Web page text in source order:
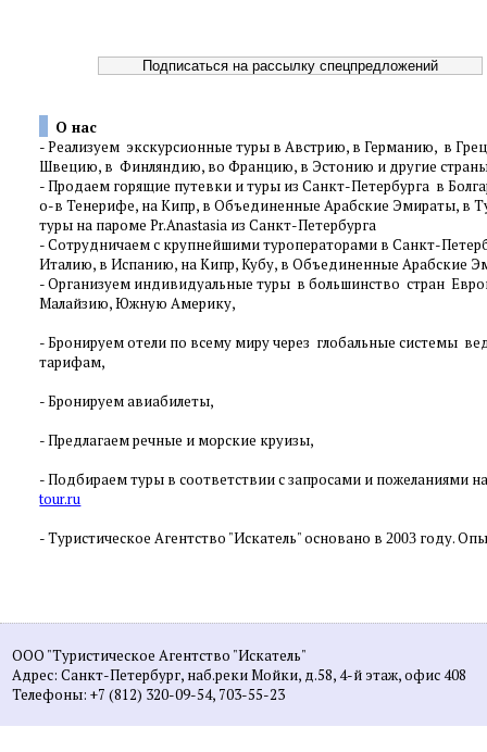
О нас
-Реализуем экскурсионные туры в Австрию, в Германию, в
Швецию, в Финляндию, во Францию, в Эстонию и другие
-Продаем горящие путевки и туры из Санкт-Петербурга в
о-в Тенерифе, на Кипр, в Объединенные Арабские Эмираты, в
туры на пароме Pr.Anastasia из Санкт-Петербурга
-Сотрудничаем с крупнейшими туроператорами в Санкт-
Италию, в Испанию, на Кипр, Кубу, в Объединенные Арабские
-Организуем индивидуальные туры в большинство стран
Малайзию, Южную Америку,
-Бронируем отели по всему миру через глобальные системы
тарифам,
-Бронируем авиабилеты,
-Предлагаем речные и морские круизы,
- Подбираем туры в соответствии с запросами и пожеланиями
tour.ru
- Туристическое Агентство "Искатель" основано в2003 году.
ООО "Туристическое Агентство "Искатель"
Адрес: Санкт-Петербург, наб.реки Мойки, д.58, 4-й этаж, офис 408
Телефоны: +7 (812) 320-09-54, 703-55-23